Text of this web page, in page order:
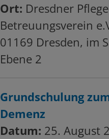
Ort: Dresdner
Betreuungsverein
01169 Dresden, im
Ebene 2
Grundschulung
Demenz
Datum: 25. August